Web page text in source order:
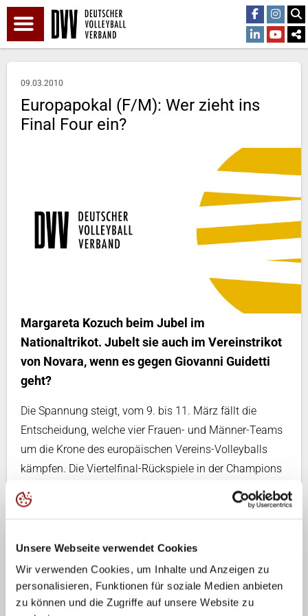
Unsere Webseite verwendet Cookies
Wir verwenden Cookies, um Inhalte und Anzeigen zu
personalisieren, Funktionen für soziale Medien anbieten
zu können und die Zugriffe auf unsere Website zu
09.03.2010
Europapokal (F/M): Wer zieht ins
Final Four ein?
Margareta Kozuch beim Jubel im
Nationaltrikot. Jubelt sie auch im Vereinstrikot
von Novara, wenn es gegen Giovanni Guidetti
geht?
Die Spannung steigt, vom 9. bis 11. März fällt die
Entscheidung, welche vier Frauen- und Männer-Teams
um die Krone des europäischen Vereins-Volleyballs
kämpfen. Die Viertelfinal-Rückspiele in der Champions
League stehen an, aus deutscher Sicht sind vor allem
drei Partien von Interesse.
auf Giovanni Guidetti (Istanbul/TUR) und hat nach
dem 3:1-Hinspielsieg die weitaus besseren Karten.
Guidetti, am 7. März Augenzeuge des DVV-Pokalfinals,